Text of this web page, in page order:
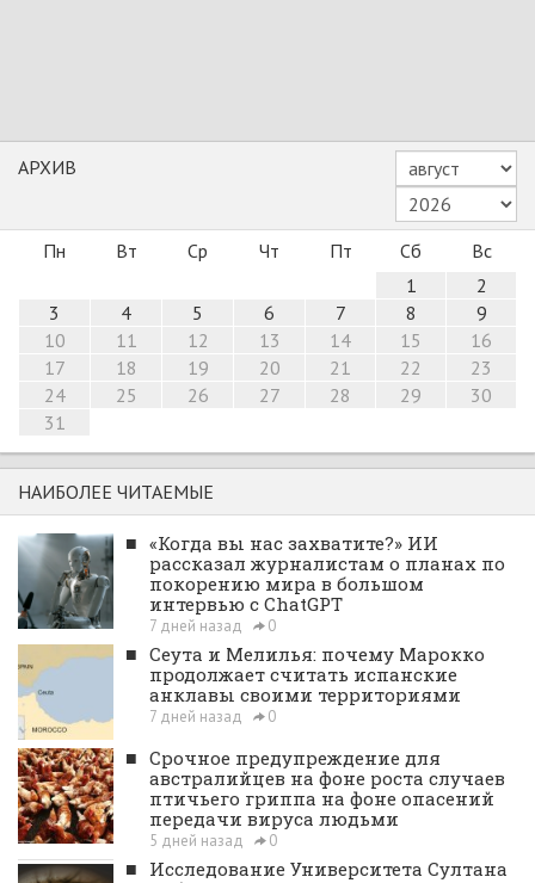
АРХИВ
Пн Вт Ср Чт Пт Сб
Вс
1
2
3
4 5 6 7 8
9
10
11 12 13 14 15
16
17
18 19 20 21 22
23
24
25 26 27 28 29
30
31
НАИБОЛЕЕ ЧИТАЕМЫЕ
■ «Когда вы нас захватите?» ИИ
рассказал журналистам о планах по
покорению мира в большом
интервью с ChatGPT
7 дней назад 0
■ Сеута и Мелилья: почему Марокко
продолжает считать испанские
анклавы своими территориями
7 дней назад 0
■ Срочное предупреждение для
австралийцев на фоне роста случаев
птичьего гриппа на фоне опасений
передачи вируса людьми
5 дней назад 0
■ Исследование Университета Султана